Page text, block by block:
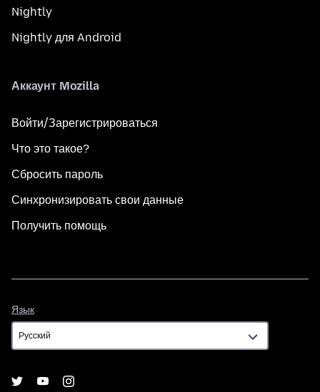
Nightly
Nightly для Android
Аккаунт Mozilla
Войти/Зарегистрироваться
Что это такое?
Сбросить пароль
Синхронизировать свои данные
Получить помощь
Язык